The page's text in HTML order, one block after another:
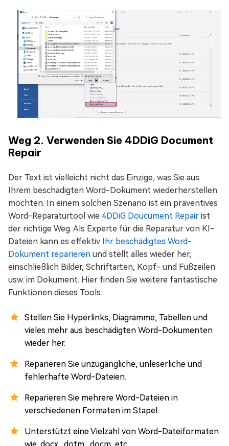
Weg 2. Verwenden Sie 4DDiG Document
Repair
Der Text ist vielleicht nicht das Einzige, was Sie aus
Ihrem beschädigten Word-Dokument wiederherstellen
möchten. In einem solchen Szenario ist ein präventives
Word-Reparaturtool wie 4DDiG Doucument Repair ist
der richtige Weg. Als Experte für die Reparatur von KI-
Dateien kann es effektiv Ihr beschädigtes Word-
Dokument reparieren und stellt alles wieder her,
einschließlich Bilder, Schriftarten, Kopf- und Fußzeilen
usw. im Dokument. Hier finden Sie weitere fantastische
Funktionen dieses Tools:
Stellen Sie Hyperlinks, Diagramme, Tabellen und
vieles mehr aus beschädigten Word-Dokumenten
wieder her.
Reparieren Sie unzugängliche, unleserliche und
fehlerhafte Word-Dateien.
Reparieren Sie mehrere Word-Dateien in
verschiedenen Formaten im Stapel.
Unterstützt eine Vielzahl von Word-Dateiformaten